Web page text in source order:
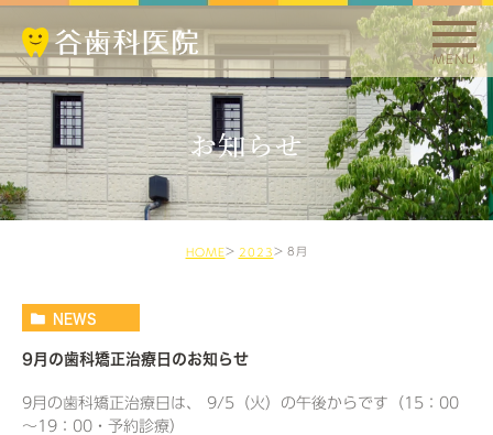
MENU
お知らせ
HOME 2023 8月
NEWS
9月の歯科矯正治療日のお知らせ
9月の歯科矯正治療日は、 9/5（火）の午後からです（15：00
～19：00・予約診療）